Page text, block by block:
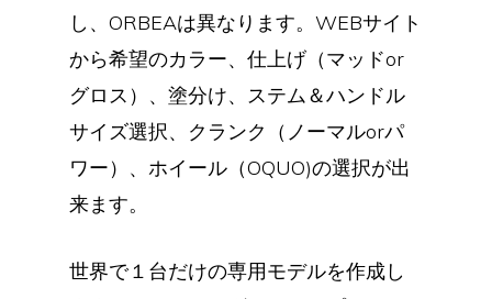
し、ORBEAは異なります。WEBサイト
から希望のカラー、仕上げ（マッドor
グロス）、塗分け、ステム＆ハンドル
サイズ選択、クランク（ノーマルorパ
ワー）、ホイール（OQUO)の選択が出
来ます。
世界で１台だけの専用モデルを作成し